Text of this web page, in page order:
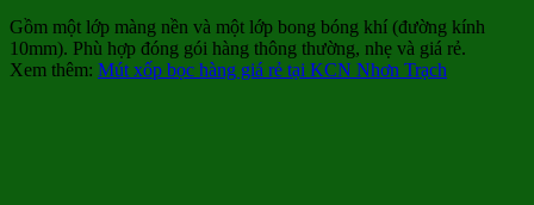
Gồm một lớp màng nền và một lớp bong bóng khí (đường kính
10mm). Phù hợp đóng gói hàng thông thường, nhẹ và giá rẻ.
Xem thêm: Mút xốp bọc hàng giá rẻ tại KCN Nhơn Trạch